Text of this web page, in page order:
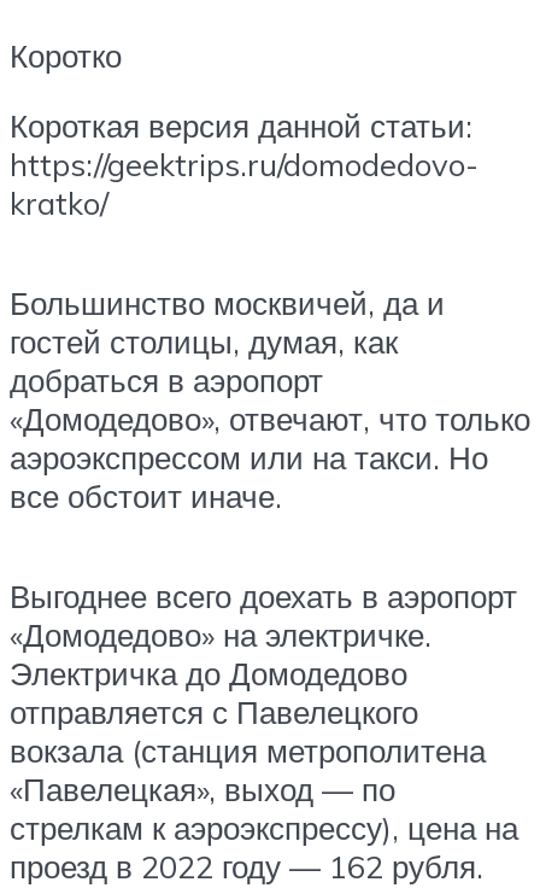
Коротко
Короткая версия данной статьи:
https://geektrips.ru/domodedovo-
kratko/
Большинство москвичей, да и
гостей столицы, думая, как
добраться в аэропорт
«Домодедово», отвечают, что только
аэроэкспрессом или на такси. Но
все обстоит иначе.
Выгоднее всего доехать в аэропорт
«Домодедово» на электричке.
Электричка до Домодедово
отправляется с Павелецкого
вокзала (станция метрополитена
«Павелецкая», выход — по
стрелкам к аэроэкспрессу), цена на
проезд в 2022 году — 162 рубля.